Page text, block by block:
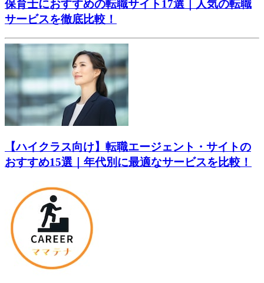
保育士におすすめの転職サイト17選｜人気の転職
サービスを徹底比較！
【ハイクラス向け】転職エージェント・サイトの
おすすめ15選｜年代別に最適なサービスを比較！